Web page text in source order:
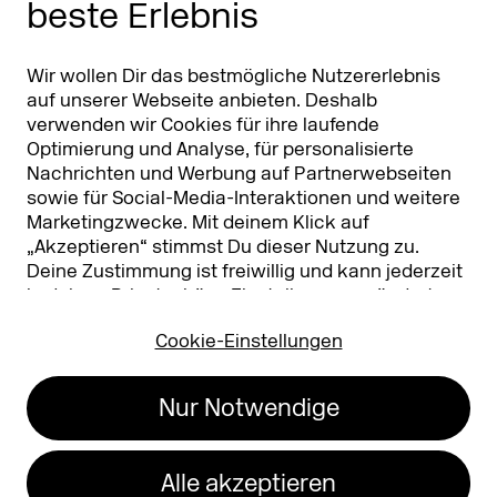
beste Erlebnis
Wir wollen Dir das bestmögliche Nutzererlebnis
auf unserer Webseite anbieten. Deshalb
verwenden wir Cookies für ihre laufende
Optimierung und Analyse, für personalisierte
Nachrichten und Werbung auf Partnerwebseiten
sowie für Social-Media-Interaktionen und weitere
Marketingzwecke. Mit deinem Klick auf
„Akzeptieren“ stimmst Du dieser Nutzung zu.
Deine Zustimmung ist freiwillig und kann jederzeit
in deinen Privatsphäre-Einstellungen
geändert
Nutzung findest Du in unserer
Cookie-Einstellungen
Nur Notwendige
Alle akzeptieren
Partner
Partner & Sponsoren DMEXCO Asia
Koelnmesse GmbH
T. +49 221 821 2020
Datenschutz
Barrierefreiheit